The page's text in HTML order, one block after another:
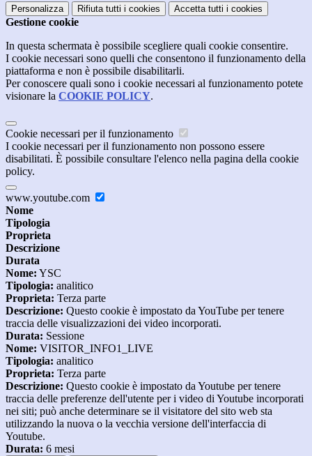
Personalizza Rifiuta tutti i cookies Accetta tutti i cookies
Gestione cookie
In questa schermata è possibile scegliere quali cookie consentire.
I cookie necessari sono quelli che consentono il funzionamento della
piattaforma e non è possibile disabilitarli.
Per conoscere quali sono i cookie necessari al funzionamento potete
visionare la COOKIE POLICY.
Cookie necessari per il funzionamento
I cookie necessari per il funzionamento non possono essere
disabilitati. È possibile consultare l'elenco nella pagina della cookie
policy.
www.youtube.com
Nome
Tipologia
Proprieta
Descrizione
Durata
Nome: YSC
Tipologia: analitico
Proprieta: Terza parte
Descrizione: Questo cookie è impostato da YouTube per tenere
traccia delle visualizzazioni dei video incorporati.
Durata: Sessione
Nome: VISITOR_INFO1_LIVE
Tipologia: analitico
Proprieta: Terza parte
Descrizione: Questo cookie è impostato da Youtube per tenere
traccia delle preferenze dell'utente per i video di Youtube incorporati
nei siti; può anche determinare se il visitatore del sito web sta
utilizzando la nuova o la vecchia versione dell'interfaccia di
Youtube.
Durata: 6 mesi